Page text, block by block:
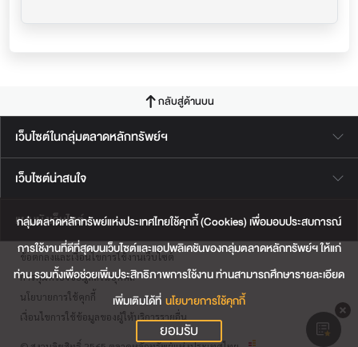
กลุ่มตลาดหลักทรัพย์แห่งประเทศไทยใช้คุกกี้ (Cookies) เพื่อมอบประสบการณ์
การใช้งานที่ดีที่สุดบนเว็บไซต์และแอปพลิเคชันของกลุ่มตลาดหลักทรัพย์ฯ ให้แก่
ท่าน รวมทั้งเพื่อช่วยเพิ่มประสิทธิภาพการใช้งาน ท่านสามารถศึกษารายละเอียด
เพิ่มเติมได้ที่ นโยบายการใช้คุกกี้
ยอมรับ
กลับสู่ด้านบน
เว็บไซต์ในกลุ่มตลาดหลักทรัพย์ฯ
เว็บไซต์น่าสนใจ
แผนผังเว็บไซต์
ข้อตกลงและเงื่อนไขการใช้งานเว็บไซต์
การคุ้มครองข้อมูลส่วนบุคคล
นโยบายการใช้คุกกี้
เงื่อนไขการใช้ข้อมูลของผู้ให้บริการรายอื่น